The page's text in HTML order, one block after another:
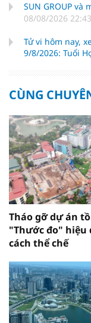
SUN GROUP
08/08/2026 22:43
Tử vi hôm nay,
9/8/2026: Tuổi
CÙNG
Tháo gỡ dự án
"Thước đo" hiệu
cách thể chế